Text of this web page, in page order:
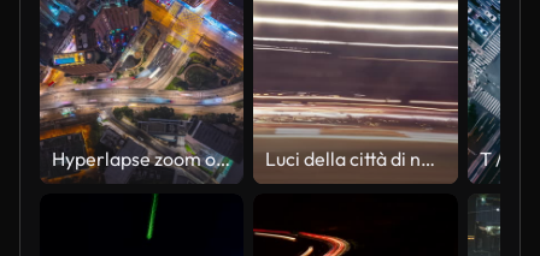
Hyperlapse zoom out notte autostrada strada Luci della città di notte, riprese hyperlapse come sfondo astratto, trasporti e traffico